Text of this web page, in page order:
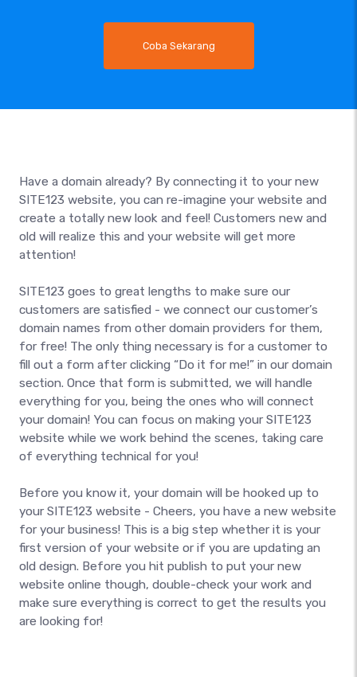
Coba Sekarang
Have a domain already? By connecting it to your new
SITE123 website, you can re-imagine your website and
create a totally new look and feel! Customers new and
old will realize this and your website will get more
attention!
SITE123 goes to great lengths to make sure our
customers are satisfied - we connect our customer’s
domain names from other domain providers for them,
for free! The only thing necessary is for a customer to
fill out a form after clicking “Do it for me!” in our domain
section. Once that form is submitted, we will handle
everything for you, being the ones who will connect
your domain! You can focus on making your SITE123
website while we work behind the scenes, taking care
of everything technical for you!
Before you know it, your domain will be hooked up to
your SITE123 website - Cheers, you have a new website
for your business! This is a big step whether it is your
first version of your website or if you are updating an
old design. Before you hit publish to put your new
website online though, double-check your work and
make sure everything is correct to get the results you
are looking for!